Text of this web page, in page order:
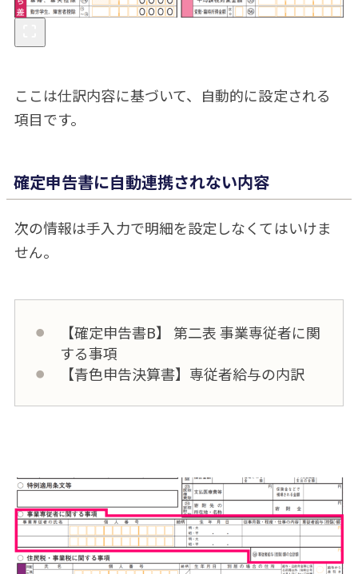
ここは仕訳内容に基づいて、自動的に設定される
項目です。
確定申告書に自動連携されない内容
次の情報は手入力で明細を設定しなくてはいけま
せん。
【確定申告書B】 第二表 事業専従者に関
する事項
【青色申告決算書】専従者給与の内訳